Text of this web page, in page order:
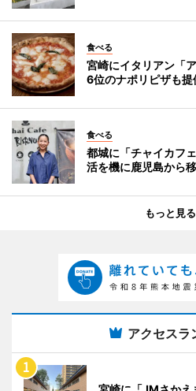
食べる
宮崎にイタリアン「
6位のナポリピザも提
食べる
都城に「チャイカフ
活を機に鹿児島から
もっと見る
アクセスラ